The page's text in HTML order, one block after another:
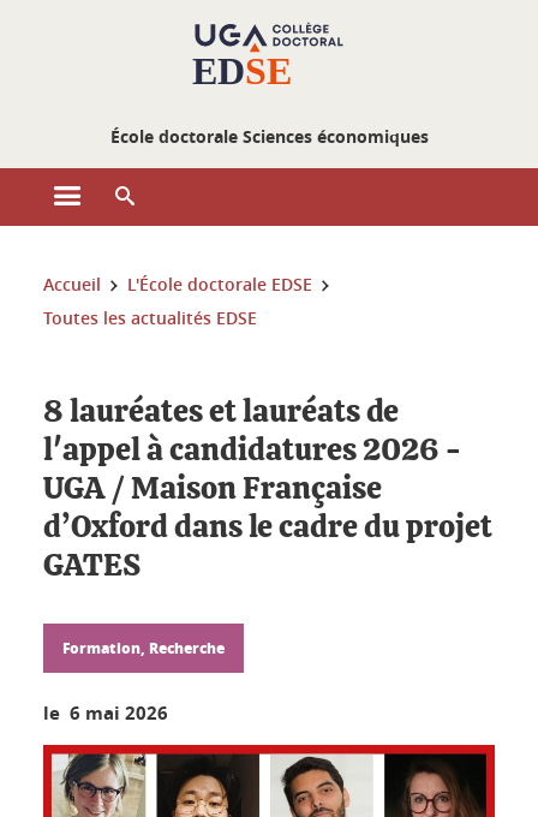
École doctorale Sciences économiques
Ouvrir le menu principal
Vous êtes ici :
Accueil
L'École doctorale EDSE
Toutes les actualités EDSE
8 lauréates et lauréats de
l'appel à candidatures 2026 -
UGA / Maison Française
d’Oxford dans le cadre du projet
GATES
Formation, Recherche
le 6 mai 2026